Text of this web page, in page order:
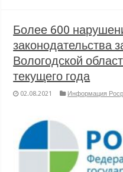
Более 600
законодательства
Вологодской
текущего года
02.08.2021 Информация